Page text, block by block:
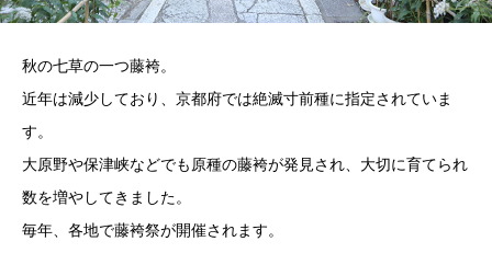
秋の七草の一つ藤袴。
近年は減少しており、京都府では絶滅寸前種に指定されていま
す。
大原野や保津峡などでも原種の藤袴が発見され、大切に育てられ
数を増やしてきました。
毎年、各地で藤袴祭が開催されます。